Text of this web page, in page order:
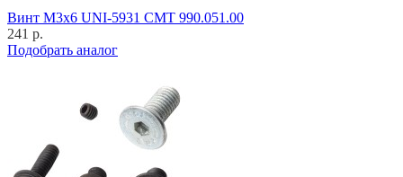
Винт M3x6 UNI-5931 CMT 990.051.00
241 р.
Подобрать аналог